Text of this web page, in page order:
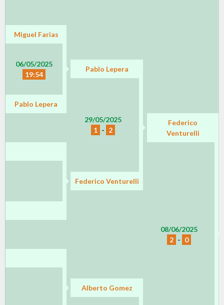
Miguel Farias
06/05/2025
19:54
Pablo Lepera
29/05/2025
1 - 2
Pablo Lepera
Federico
Venturelli
08/06/2025
2 - 0
Federico Venturelli
Alberto Gomez